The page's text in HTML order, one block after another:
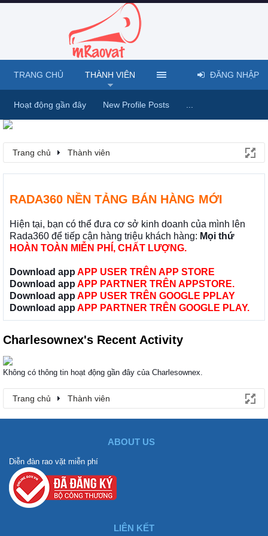
Trang chủ Thành viên
RADA360 NỀN TẢNG BÁN HÀNG MỚI
Hiện tại, bạn có thể đưa cơ sở kinh doanh của mình lên
Rada360 để tiếp cận hàng triệu khách hàng: Mọi thứ
HOÀN TOÀN MIỄN PHÍ, CHẤT LƯỢNG.
Download app APP USER TRÊN APP STORE
Download app APP PARTNER TRÊN APPSTORE.
Download app APP USER TRÊN GOOGLE PPLAY
Download app APP PARTNER TRÊN GOOGLE PLAY.
Charlesownex's Recent Activity
Không có thông tin hoạt động gần đây của Charlesownex.
Trang chủ Thành viên
TRANG CHỦ THÀNH VIÊN
Hoạt động gần đây New Profile Posts
ĐĂNG NHẬP
ABOUT US
Diễn đàn rao vặt miễn phí
LIÊN KẾT